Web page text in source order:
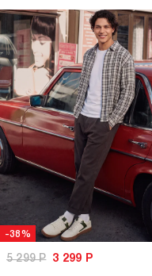
-38%
5 299Р 3 299 Р